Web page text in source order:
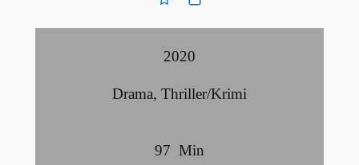
2020
Drama, Thriller/Krimi
97 Min